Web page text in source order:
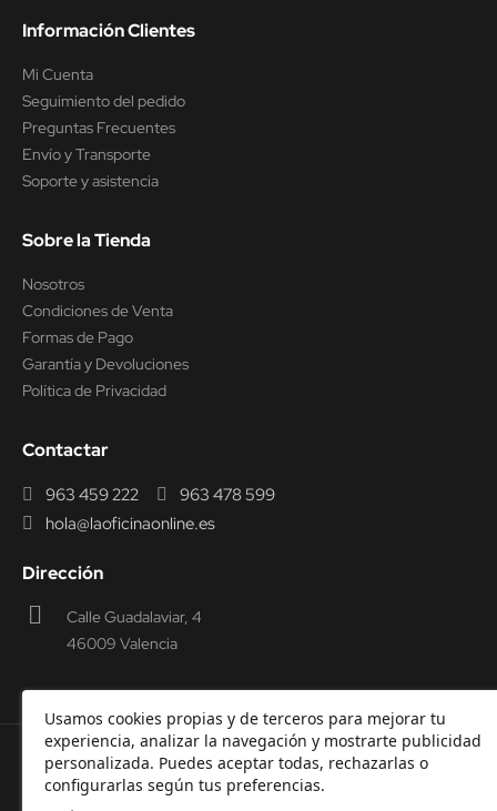
Usamos cookies propias y de terceros para mejorar tu
experiencia, analizar la navegación y mostrarte publicidad
personalizada. Puedes aceptar todas, rechazarlas o
configurarlas según tus preferencias.
Información Clientes
Mi Cuenta
Seguimiento del pedido
Preguntas Frecuentes
Envío y Transporte
Soporte y asistencia
Sobre la Tienda
Nosotros
Condiciones de Venta
Formas de Pago
Garantía y Devoluciones
Política de Privacidad
Contactar
963 459 222
963 478 599
hola@laoficinaonline.es
Dirección
Calle Guadalaviar, 4
46009 Valencia
© 2000-2026 Laoficinaonline.SIDEOFFICE, S.L. CIF
B98914336 -
Aviso Legal -